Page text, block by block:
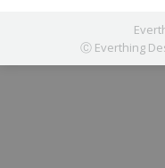
Ⓒ Everthing